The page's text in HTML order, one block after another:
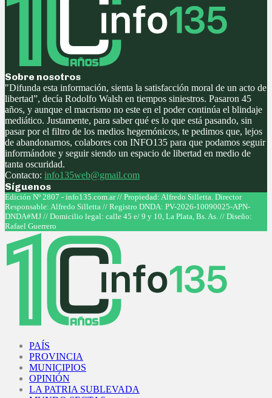
Sobre nosotros
"Difunda esta información, sienta la satisfacción moral de un acto de
libertad”, decía Rodolfo Walsh en tiempos siniestros. Pasaron 45
años, y aunque el macrismo no este en el poder continúa el blindaje
mediático. Justamente, para saber qué es lo que está pasando, sin
pasar por el filtro de los medios hegemónicos, te pedimos que, lejos
de abandonarnos, colabores con INFO135 para que podamos seguir
informándote y seguir siendo un espacio de libertad en medio de
tanta oscuridad.
Contacto: info135web@gmail.com
Síguenos
Facebook
Twitter
Instagram
Youtube
Edición Nº 2807 - info135.com.ar // Propiedad: Alfredo Silletta. Director
Responsable: Alfredo Silletta // Registro DNDA: PV-2026-10090025-APN-
DNDA#MJ // Domicilio legal: calle 45 e/ 9 y 10, La Plata, Bs. As. // Diseño:
Rafael Guerrero
PAÍS
PROVINCIA
MUNICIPIOS
OPINIÓN
LA PATRIA SUBLEVADA